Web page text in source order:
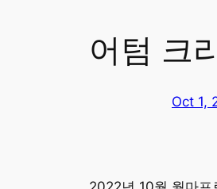
어텀 크
Oct 1,